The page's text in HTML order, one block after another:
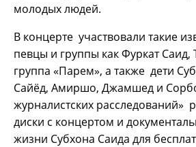
молодых людей.
В концерте участвовали такие
певцы и группы как Фуркат
группа «Парем», а также дети
Сайёд, Амиршо, Джамшед и
журналистских расследований»
диски с концертом и
жизни Субхона Саида для